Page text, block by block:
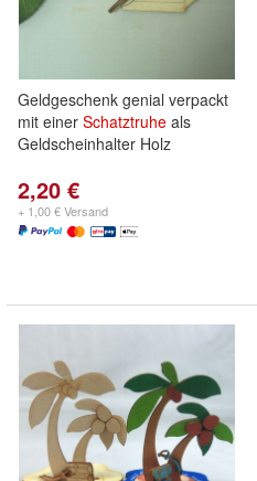
Geldgeschenk genial verpackt
mit einer Schatztruhe als
Geldscheinhalter Holz
2,20 €
+ 1,00 € Versand